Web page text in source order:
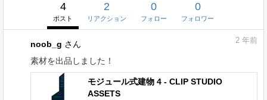
4
ポスト
2
リアクション
0
フォロー
0
フォロワー
noob_g さん
素材を出品しました！
2 年前
モジュール式建物 4 - CLIP STUDIO
ASSETS